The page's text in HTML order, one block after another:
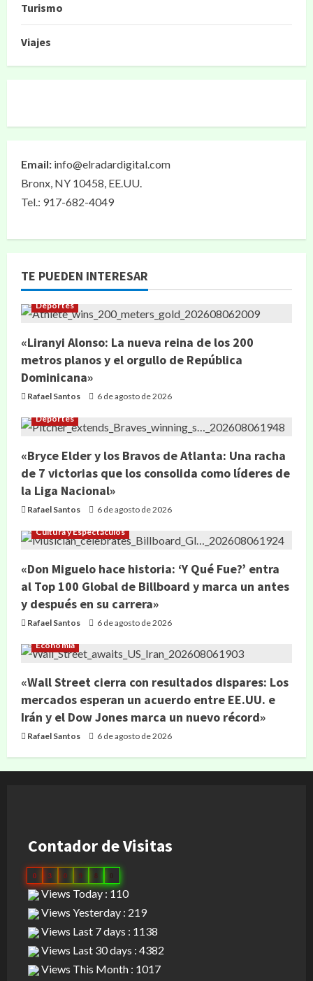
Turismo
Viajes
Email: info@elradardigital.com
Bronx, NY 10458, EE.UU.
Tel.: 917-682-4049
TE PUEDEN INTERESAR
Deportes
«Liranyi Alonso: La nueva reina de los 200
metros planos y el orgullo de República
Dominicana»
Rafael Santos 6 de agosto de 2026
Deportes
«Bryce Elder y los Bravos de Atlanta: Una racha
de 7 victorias que los consolida como líderes de
la Liga Nacional»
Rafael Santos 6 de agosto de 2026
Cultura y Espectáculos
«Don Miguelo hace historia: ‘Y Qué Fue?’ entra
al Top 100 Global de Billboard y marca un antes
y después en su carrera»
Rafael Santos 6 de agosto de 2026
Economía
«Wall Street cierra con resultados dispares: Los
mercados esperan un acuerdo entre EE.UU. e
Irán y el Dow Jones marca un nuevo récord»
Rafael Santos 6 de agosto de 2026
Contador de Visitas
0 3 0 9 8
Views Today : 110
Views Yesterday : 219
Views Last 7 days : 1138
Views Last 30 days : 4382
Views This Month : 1017